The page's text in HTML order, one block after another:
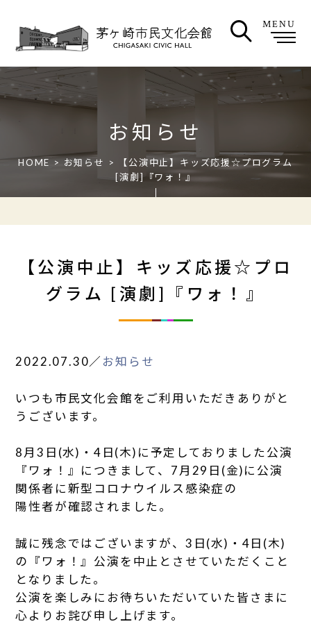
MENU
お知らせ
HOME > お知らせ
> 【公演中止】キッズ応援☆プログラム
[演劇]『ワォ！』
【公演中止】キッズ応援☆プロ
グラム [演劇]『ワォ！』
2022.07.30／ お知らせ
いつも市民文化会館をご利用いただきありがと
うございます。
8月3日(水)・4日(木)に予定しておりました公演
『ワォ！』につきまして、7月29日(金)に公演
関係者に新型コロナウイルス感染症の
陽性者が確認されました。
誠に残念ではございますが、3日(水)・4日(木)
の『ワォ！』公演を中止とさせていただくこと
となりました。
公演を楽しみにお待ちいただいていた皆さまに
心よりお詫び申し上げます。